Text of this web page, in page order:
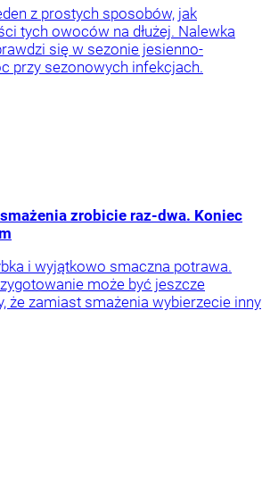
z prostych sposobów, jak
tych owoców na dłużej. Nalewka
się w sezonie jesienno-
przy sezonowych infekcjach.
zrobicie raz-dwa. Koniec
i wyjątkowo smaczna potrawa.
może być jeszcze
że zamiast smażenia wybierzecie inny